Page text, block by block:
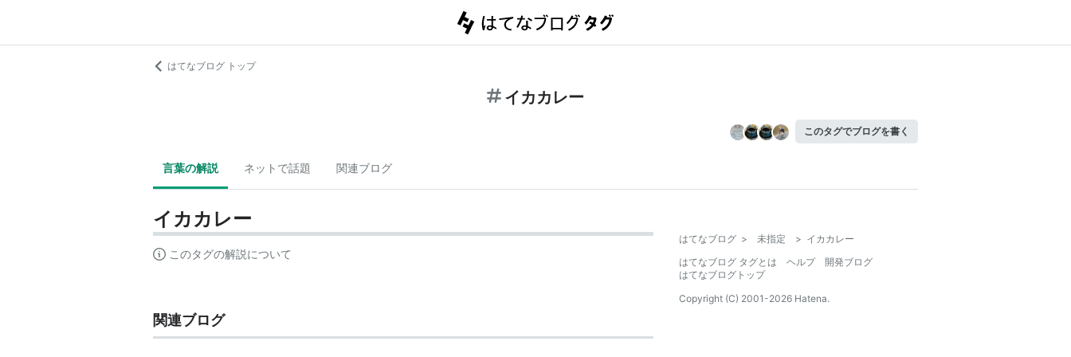
はてなブログ トップ
イカカレー
このタグでブログを書く
言葉の解説 ネットで話題 関連ブログ
イカカレー
このタグの解説について
関連ブログ
はてなブログ > 未指定 > イカカレー
はてなブログ タグとは
ヘルプ
開発ブログ
はてなブログトップ
Copyright (C) 2001-2026 Hatena.